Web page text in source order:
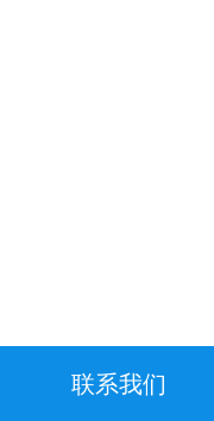
联系我们